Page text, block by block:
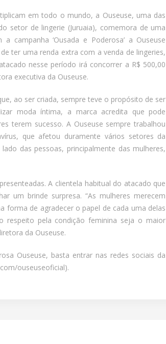
em todo o mundo, a Ouseuse, uma das
setor de lingerie (Juruaia), comemora de uma
campanha ‘Ousada e Poderosa’ a Ouseuse
ter uma renda extra com a venda de lingeries,
nesse período irá concorrer a R$ 500,00
executiva da Ouseuse.
ao ser criada, sempre teve o propósito de ser
moda íntima, a marca acredita que pode
terem sucesso. A Ouseuse sempre trabalhou
que afetou duramente vários setores da
das pessoas, principalmente das mulheres,
A clientela habitual do atacado que
um brinde surpresa. “As mulheres merecem
de agradecer o papel de cada uma delas
respeito pela condição feminina seja o maior
da Ouseuse.
Ouseuse, basta entrar nas redes sociais da
ouseuseoficial).